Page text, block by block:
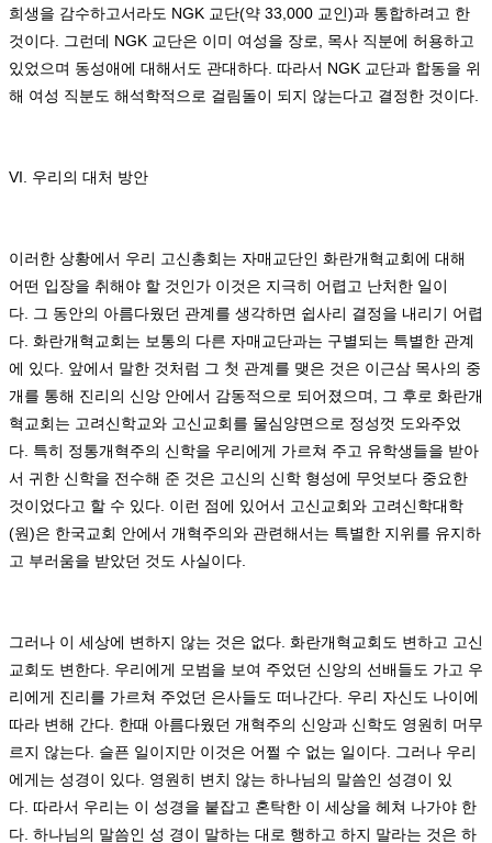
희생을 감수하고서라도 NGK 교단(약 33,000 교인)과 통합하려고 한
것이다
그런데 NGK 교단은 이미 여성을 장로
목사 직분에 허용하고
있었으며 동성애에 대해서도 관대하다 따라서 NGK 교단과 합동을 위
해 여성 직분도 해석학적으로 걸림돌이 되지 않는다고 결정한 것이다
VI. 우리의 대처 방안
이러한 상황에서 우리 고신총회는 자매교단인 화란개혁교회에 대해
어떤 입장을 취해야 할 것인가 이것은 지극히 어렵고 난처한 일이
다
그 동안의 아름다웠던 관계를 생각하면 쉽사리 결정을 내리기 어렵
다 화란개혁교회는 보통의 다른 자매교단과는 구별되는 특별한 관계
에 있다 앞에서 말한 것처럼 그 첫 관계를 맺은 것은 이근삼 목사의 중
개를 통해 진리의 신앙 안에서 감동적으로 되어졌으며
그 후로 화란개
혁교회는 고려신학교와 고신교회를 물심양면으로 정성껏 도와주었
다 특히 정통개혁주의 신학을 우리에게 가르쳐 주고 유학생들을 받아
서 귀한 신학을 전수해 준 것은 고신의 신학 형성에 무엇보다 중요한
것이었다고 할 수 있다 이런 점에 있어서 고신교회와 고려신학대학
(원)은 한국교회 안에서 개혁주의와 관련해서는 특별한 지위를 유지하
고 부러움을 받았던 것도 사실이다
그러나 이 세상에 변하지 않는 것은 없다 화란개혁교회도 변하고 고신
교회도 변한다 우리에게 모범을 보여 주었던 신앙의 선배들도 가고 우
리에게 진리를 가르쳐 주었던 은사들도 떠나간다 우리 자신도 나이에
따라 변해 간다 한때 아름다웠던 개혁주의 신앙과 신학도 영원히 머무
르지 않는다 슬픈 일이지만 이것은 어쩔 수 없는 일이다
그러나 우리
에게는 성경이 있다 영원히 변치 않는 하나님의 말씀인 성경이 있
다 따라서 우리는 이 성경을 붙잡고 혼탁한 이 세상을 헤쳐 나가야 한
다 하나님의 말씀인 성 경이 말하는 대로 행하고 하지 말라는 것은 하